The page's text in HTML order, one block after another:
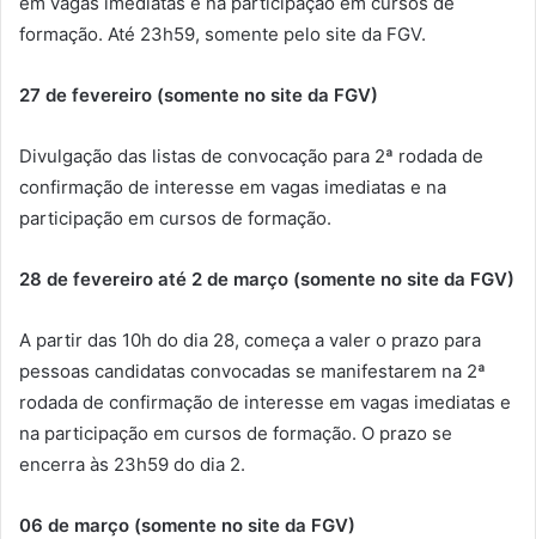
formação. Até 23h59, somente pelo site da FGV.
27 de fevereiro (somente no site da FGV)
Divulgação das listas de convocação para 2ª rodada de
confirmação de interesse em vagas imediatas e na
participação em cursos de formação.
28 de fevereiro até 2 de março (somente no site da FGV)
A partir das 10h do dia 28, começa a valer o prazo para
pessoas candidatas convocadas se manifestarem na 2ª
rodada de confirmação de interesse em vagas imediatas e
na participação em cursos de formação. O prazo se
encerra às 23h59 do dia 2.
06 de março (somente no site da FGV)